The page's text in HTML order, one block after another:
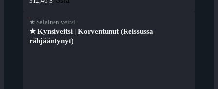
★ Salainen veitsi
★ Kynsiveitsi | Korventunut (Reissussa
rähjääntynyt)